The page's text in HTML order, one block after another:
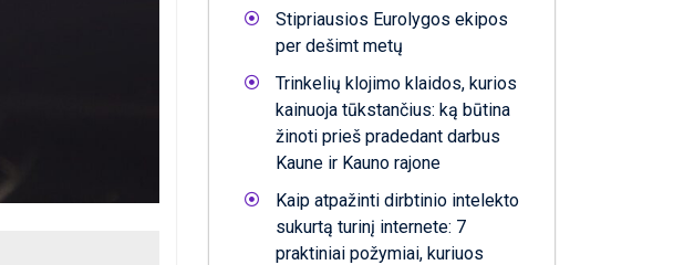
Stipriausios Eurolygos ekipos
per dešimt metų
Trinkelių klojimo klaidos, kurios
kainuoja tūkstančius: ką būtina
žinoti prieš pradedant darbus
Kaune ir Kauno rajone
Kaip atpažinti dirbtinio intelekto
sukurtą turinį internete: 7
praktiniai požymiai, kuriuos